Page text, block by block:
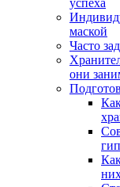
успеха
маской
Часто
они